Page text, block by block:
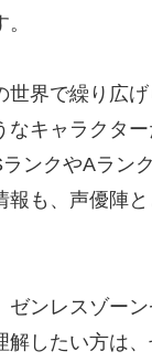
世界で繰り広げ
なキャラクター
ンクやAラン
報も、声優陣と
ゼンレスゾー
解したい方は